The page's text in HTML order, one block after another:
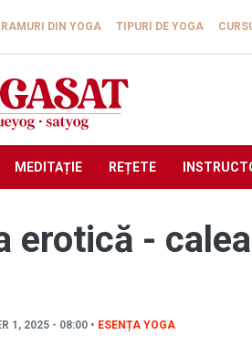
DIN YOGA TIPURI DE YOGA
MEDITAȚIE REȚETE
1, 2025 - 08:00 • ESENȚA YOGA
erotică -